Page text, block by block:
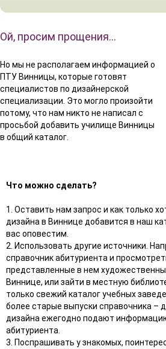
Ой, просим прощения…
Но мы не располагаем информацией о
ПТУ Винницы, которые готовят
специалистов по дизайнерской
специализации. Это могло произойти
потому, что нам никто не написал с
просьбой добавить училище Винницы
в общий каталог.
Что можно сделать?
1. Оставить нам запрос и как только
дизайна в Виннице добавится в наш
вас оповестим.
2. Использовать другие источники.
справочник абитуриента и
представленные в нем
Виннице, или зайти в местную
только свежий каталог учебных
более старые выпуски справочника –
дизайна ежегодно подают
абитуриента.
3. Поспрашивать у знакомых,